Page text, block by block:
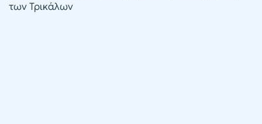
των Τρικάλων